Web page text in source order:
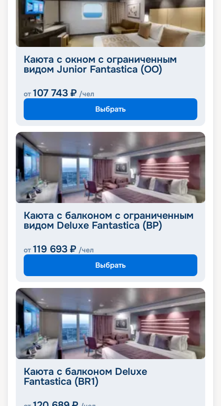
Каюта с окном с ограниченным
видом Junior Fantastica (OO)
от 107 743 ₽ /чел
Выбрать
Каюта с балконом с ограниченным
видом Deluxe Fantastica (BP)
от 119 693 ₽ /чел
Выбрать
Каюта с балконом Deluxe
Fantastica (BR1)